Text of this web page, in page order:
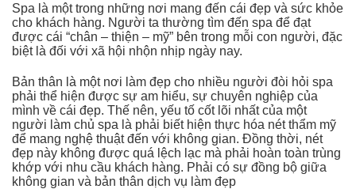
Spa là một trong những nơi mang đến cái đẹp và sức khỏe
cho khách hàng. Người ta thường tìm đến spa để đạt
được cái “chân – thiện – mỹ” bên trong mỗi con người, đặc
biệt là đối với xã hội nhộn nhịp ngày nay.
Bản thân là một nơi làm đẹp cho nhiều người đòi hỏi spa
phải thể hiện được sự am hiểu, sự chuyên nghiệp của
mình về cái đẹp. Thế nên, yếu tố cốt lõi nhất của một
người làm chủ spa là phải biết hiện thực hóa nét thẩm mỹ
để mang nghệ thuật đến với không gian. Đồng thời, nét
đẹp này không được quá lệch lạc mà phải hoàn toàn trùng
khớp với nhu cầu khách hàng. Phải có sự đồng bộ giữa
không gian và bản thân dịch vụ làm đẹp